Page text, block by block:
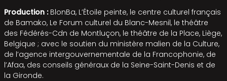
Production :BlonBa, L’Étoile peinte, le centre culturel français
de Bamako, Le Forum culturel du Blanc-Mesnil, le théâtre
des Fédérés-Cdn de Montluçon, le théâtre de la Place, Liège,
Belgique ; avec le soutien du ministère malien de la Culture,
de l’agence intergouvernementale de la Francophonie, de
l’Afaa, des conseils généraux de la Seine-Saint-Denis et de
la Gironde.